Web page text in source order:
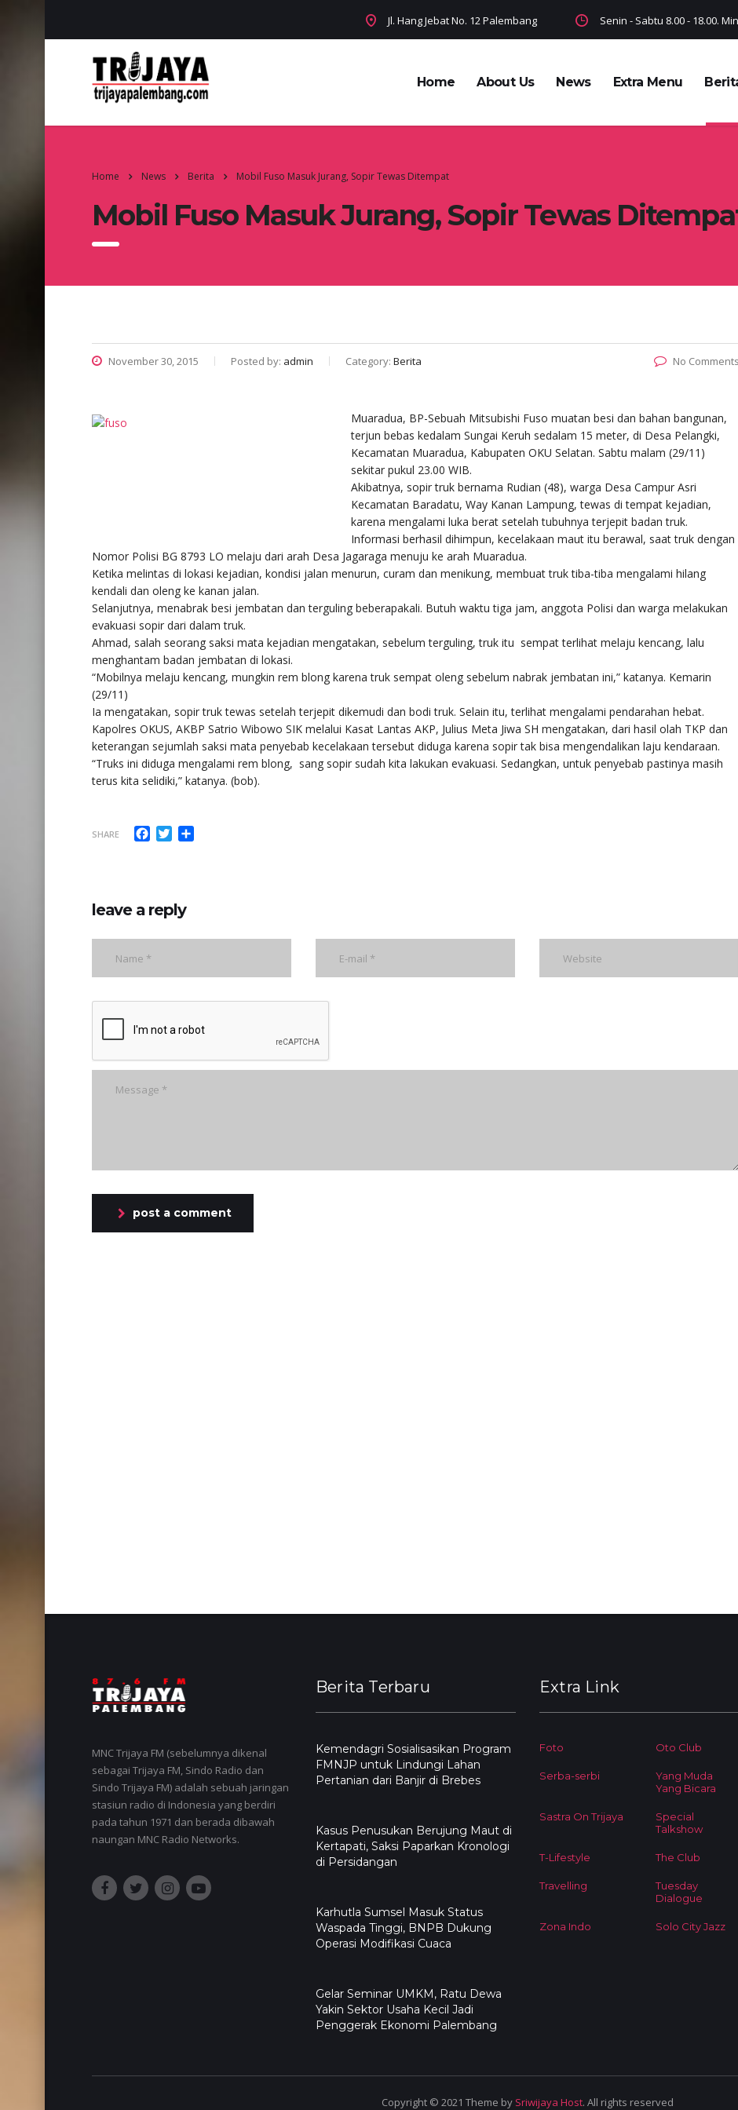
Jl. Hang Jebat No. 12 Palembang Senin - Sabtu 8.00 - 18.00.
Home About Us News Extra Menu
Home News Berita Mobil Fuso Masuk Jurang, Sopir Tewas Ditempat
Mobil Fuso Masuk Jurang, Sopir Tewas
November 30, 2015 Posted by: admin Category: Berita No Comments
Muaradua, BP-Sebuah Mitsubishi Fuso muatan besi dan bahan bangunan,
terjun bebas kedalam Sungai Keruh sedalam 15 meter, di Desa Pelangki,
Kecamatan Muaradua, Kabupaten OKU Selatan. Sabtu malam (29/11)
sekitar pukul 23.00 WIB.
Akibatnya, sopir truk bernama Rudian (48), warga Desa Campur Asri
Kecamatan Baradatu, Way Kanan Lampung, tewas di tempat kejadian,
karena mengalami luka berat setelah tubuhnya terjepit badan truk.
Informasi berhasil dihimpun, kecelakaan maut itu berawal, saat truk dengan
Nomor Polisi BG 8793 LO melaju dari arah Desa Jagaraga menuju ke arah Muaradua.
Ketika melintas di lokasi kejadian, kondisi jalan menurun, curam dan menikung, membuat truk tiba-tiba mengalami hilang
kendali dan oleng ke kanan jalan.
Selanjutnya, menabrak besi jembatan dan terguling beberapakali. Butuh waktu tiga jam, anggota Polisi dan warga melakukan
evakuasi sopir dari dalam truk.
Ahmad, salah seorang saksi mata kejadian mengatakan, sebelum terguling, truk itu sempat terlihat melaju kencang, lalu
menghantam badan jembatan di lokasi.
“Mobilnya melaju kencang, mungkin rem blong karena truk sempat oleng sebelum nabrak jembatan ini,” katanya. Kemarin
(29/11)
Ia mengatakan, sopir truk tewas setelah terjepit dikemudi dan bodi truk. Selain itu, terlihat mengalami pendarahan hebat.
Kapolres OKUS, AKBP Satrio Wibowo SIK melalui Kasat Lantas AKP, Julius Meta Jiwa SH mengatakan, dari hasil olah TKP dan
keterangan sejumlah saksi mata penyebab kecelakaan tersebut diduga karena sopir tak bisa mengendalikan laju kendaraan.
“Truks ini diduga mengalami rem blong, sang sopir sudah kita lakukan evakuasi. Sedangkan, untuk penyebab pastinya masih
terus kita selidiki,” katanya. (bob).
SHARE Facebook
Twitter
leave a reply
post a comment
MNC Trijaya FM (sebelumnya dikenal
sebagai Trijaya FM, Sindo Radio dan
Sindo Trijaya FM) adalah sebuah jaringan
stasiun radio di Indonesia yang berdiri
pada tahun 1971 dan berada dibawah
naungan MNC Radio Networks.
Berita Terbaru
Kemendagri Sosialisasikan Program
FMNJP untuk Lindungi Lahan
Pertanian dari Banjir di Brebes
Kasus Penusukan Berujung Maut di
Kertapati, Saksi Paparkan Kronologi
di Persidangan
Karhutla Sumsel Masuk Status
Waspada Tinggi, BNPB Dukung
Operasi Modifikasi Cuaca
Gelar Seminar UMKM, Ratu Dewa
Yakin Sektor Usaha Kecil Jadi
Penggerak Ekonomi Palembang
Extra Link
Foto Oto Club
Serba-serbi
Yang Muda
Yang Bicara
Sastra On Trijaya
Special
Talkshow
T-Lifestyle The Club
Travelling
Tuesday
Dialogue
Zona Indo Solo City Jazz
Copyright © 2021 Theme by Sriwijaya Host. All rights reserved